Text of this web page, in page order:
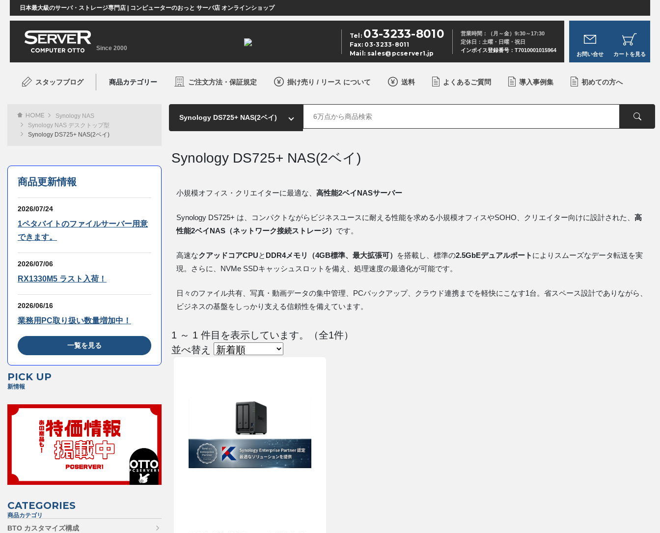
日本最大級のサーバ・ストレージ専門店 | コンピューターのおっと サーバ店 オンラインショップ
Since 2000
Tel: 03-3233-8010
Fax: 03-3233-8011
Mail: sales@pcserver1.jp
営業時間：（月～金）9:30～17:30
定休日：土曜・日曜・祝日
インボイス登録番号：T7010001015964
お問い合せ カートを見る
スタッフブログ 商品カテゴリー ご注文方法・保証規定 掛け売り / リース について 送料 よくあるご質問 導入事例集 初めての方へ
Synology DS725+ NAS(2ベイ)
小規模オフィス・クリエイターに最適な、 高性能2ベイNASサーバー
Synology DS725+ は、コンパクトながらビジネスユースに耐える性能を求める小規模オフィスやSOHO、クリエイター向けに設計された、 高
性能2ベイNAS（ネットワーク接続ストレージ） です。
高速なクアッドコアCPUと DDR4メモリ（4GB標準、最大拡張可） を搭載し、標準の2.5GbEデュアルポート によりスムーズなデータ転送を実
現。さらに、NVMe SSDキャッシュスロットを備え、処理速度の最適化が可能です。
日々のファイル共有、写真・動画データの集中管理、PCバックアップ、クラウド連携までを軽快にこなす1台。省スペース設計でありながら、
ビジネスの基盤をしっかり支える信頼性を備えています。
1 ～ 1 件目を表示しています。（全1件）
並べ替え
HOME
Synology NAS
Synology NAS デスクトップ型
Synology DS725+ NAS(2ベイ)
商品更新情報
2026/07/24
1ペタバイトのファイルサーバー用意
できます。
2026/07/06
RX1330M5 ラスト入荷！
2026/06/16
業務用PC取り扱い数量増加中！
一覧を見る
PICK UP
新情報
CATEGORIES
商品カテゴリ
BTO カスタマイズ構成